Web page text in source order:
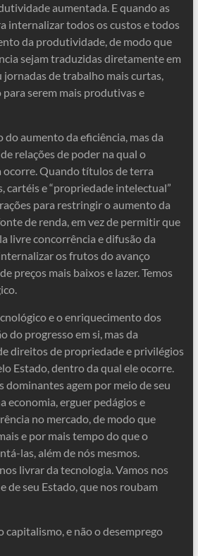
aumentada. E quando as
internalizar todos os custos e todos
da produtividade, de modo que
sejam traduzidas diretamente em
jornadas de trabalho mais curtas,
serem mais produtivas e
aumento da eficiência, mas da
relações de poder na qual o
ocorre. Quando títulos de terra
cartéis e “propriedade intelectual”
para restringir o aumento da
de renda, em vez de permitir que
livre concorrência e difusão da
os frutos do avanço
preços mais baixos e lazer. Temos
e o enriquecimento dos
do progresso em si, mas da
direitos de propriedade e privilégios
Estado, dentro da qual ele ocorre.
dominantes agem por meio de seu
economia, erguer pedágios e
no mercado, de modo que
e por mais tempo do que o
las, além de nós mesmos.
livrar da tecnologia. Vamos nos
de seu Estado, que nos roubam
capitalismo, e não o desemprego